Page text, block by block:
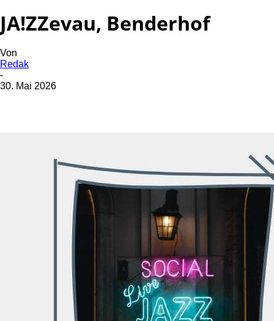
JA!ZZevau, Benderhof
Von
Redak
-
30. Mai 2026